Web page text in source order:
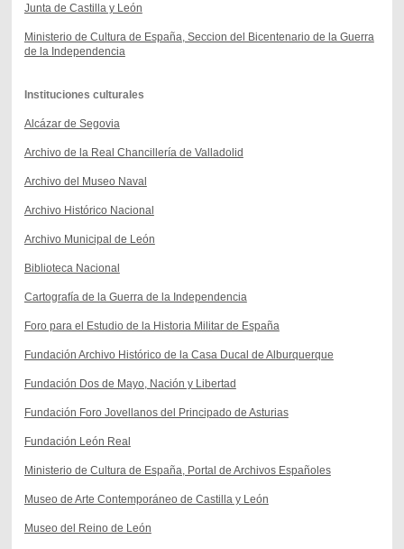
Junta de Castilla y León
Ministerio de Cultura de España, Seccion del Bicentenario de la Guerra
de la Independencia
Instituciones culturales
Alcázar de Segovia
Archivo de la Real Chancillería de Valladolid
Archivo del Museo Naval
Archivo Histórico Nacional
Archivo Municipal de León
Biblioteca Nacional
Cartografía de la Guerra de la Independencia
Foro para el Estudio de la Historia Militar de España
Fundación Archivo Histórico de la Casa Ducal de Alburquerque
Fundación Dos de Mayo, Nación y Libertad
Fundación Foro Jovellanos del Principado de Asturias
Fundación León Real
Ministerio de Cultura de España, Portal de Archivos Españoles
Museo de Arte Contemporáneo de Castilla y León
Museo del Reino de León